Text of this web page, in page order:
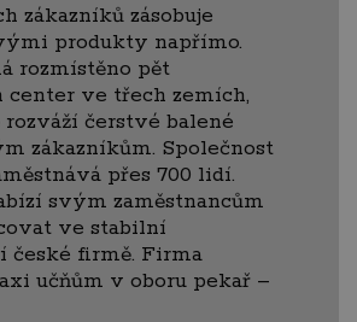
zákazníků zásobuje
produkty napřímo.
rozmístěno pět
ve třech zemích,
rozváží čerstvé balené
zákazníkům. Společnost
přes 700 lidí.
svým zaměstnancům
ve stabilní
české firmě. Firma
učňům v oboru pekař –